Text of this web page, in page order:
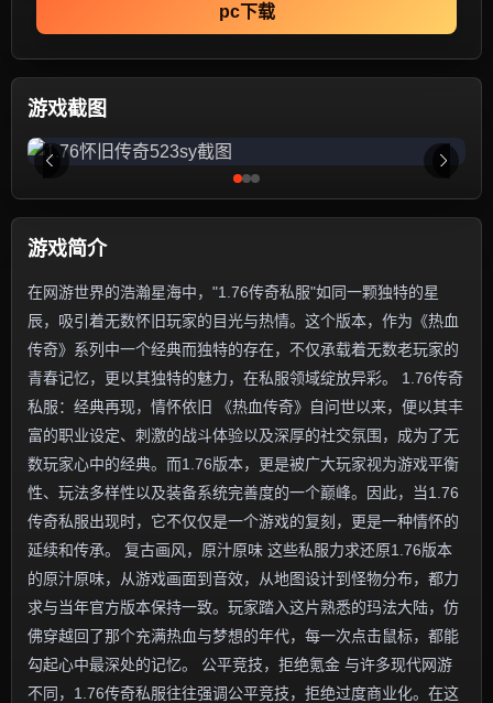
pc下载
游戏截图
游戏简介
在网游世界的浩瀚星海中，"1.76传奇私服"如同一颗独特的星
辰，吸引着无数怀旧玩家的目光与热情。这个版本，作为《热血
传奇》系列中一个经典而独特的存在，不仅承载着无数老玩家的
青春记忆，更以其独特的魅力，在私服领域绽放异彩。 1.76传奇
私服：经典再现，情怀依旧 《热血传奇》自问世以来，便以其丰
富的职业设定、刺激的战斗体验以及深厚的社交氛围，成为了无
数玩家心中的经典。而1.76版本，更是被广大玩家视为游戏平衡
性、玩法多样性以及装备系统完善度的一个巅峰。因此，当1.76
传奇私服出现时，它不仅仅是一个游戏的复刻，更是一种情怀的
延续和传承。 复古画风，原汁原味 这些私服力求还原1.76版本
的原汁原味，从游戏画面到音效，从地图设计到怪物分布，都力
求与当年官方版本保持一致。玩家踏入这片熟悉的玛法大陆，仿
佛穿越回了那个充满热血与梦想的年代，每一次点击鼠标，都能
勾起心中最深处的记忆。 公平竞技，拒绝氪金 与许多现代网游
不同，1.76传奇私服往往强调公平竞技，拒绝过度商业化。在这